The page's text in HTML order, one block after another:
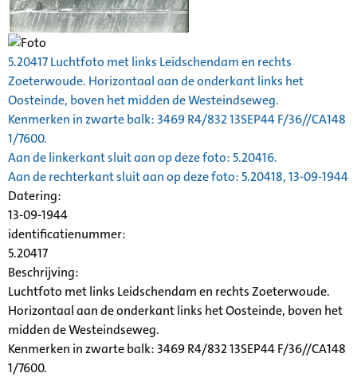
5.20417 Luchtfoto met links Leidschendam en rechts
Zoeterwoude. Horizontaal aan de onderkant links het
Oosteinde, boven het midden de Westeindseweg.
Kenmerken in zwarte balk: 3469 R4/832 13SEP44 F/36//CA148
1/7600.
Aan de linkerkant sluit aan op deze foto: 5.20416.
Aan de rechterkant sluit aan op deze foto: 5.20418, 13-09-1944
Datering:
13-09-1944
identificatienummer:
5.20417
Beschrijving:
Luchtfoto met links Leidschendam en rechts Zoeterwoude.
Horizontaal aan de onderkant links het Oosteinde, boven het
midden de Westeindseweg.
Kenmerken in zwarte balk: 3469 R4/832 13SEP44 F/36//CA148
1/7600.